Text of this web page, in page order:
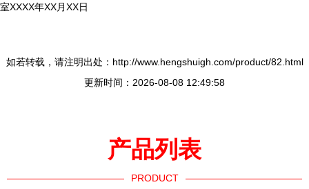
室XXXX年XX月XX日
如若转载，请注明出处：http://www.hengshuigh.com/product/82.html
更新时间：2026-08-08 12:49:58
产品列表
PRODUCT